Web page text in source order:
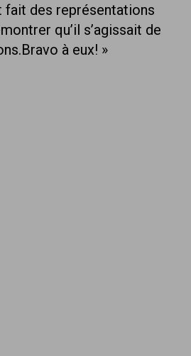
fait des représentations
qu’il s’agissait de
à eux! »